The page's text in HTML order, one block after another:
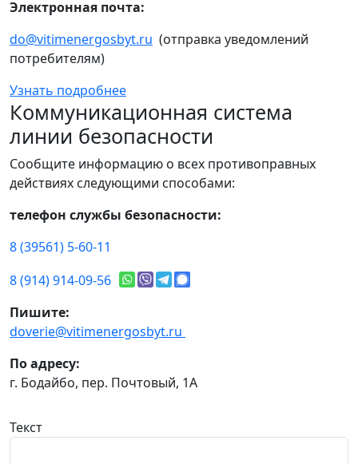
Электронная почта:
do@vitimenergosbyt.ru (отправка уведомлений
потребителям)
Узнать подробнее
Коммуникационная система
линии безопасности
Сообщите информацию о всех противоправных
действиях следующими способами:
телефон службы безопасности:
8 (39561) 5-60-11
8 (914) 914-09-56
Пишите:
doverie@vitimenergosbyt.ru
По адресу:
г. Бодайбо, пер. Почтовый, 1А
Текст